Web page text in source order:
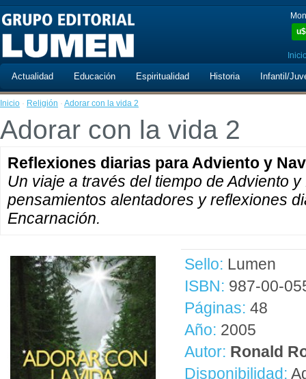
u$
Actualidad Educación Espiritualidad Historia Infantil/
Inicio · Religión · Adorar con la vida 2
Adorar con la vida 2
Reflexiones diarias para Adviento y
Un viaje a través del tiempo de Adviento
pensamientos alentadores y reflexiones
Encarnación.
Sello: Lumen
ISBN: 987-00-
Páginas: 48
Año: 2005
Autor: Ronald
Disponibilidad: